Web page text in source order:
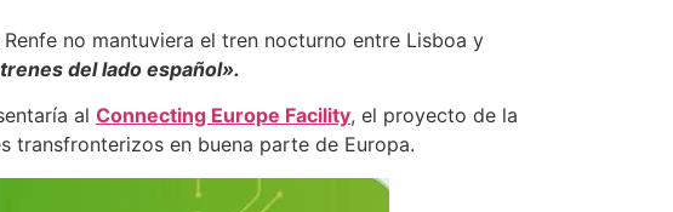
no mantuviera el tren nocturno entre Lisboa y
del lado español».
al Connecting Europe Facility, el proyecto de la
transfronterizos en buena parte de Europa.